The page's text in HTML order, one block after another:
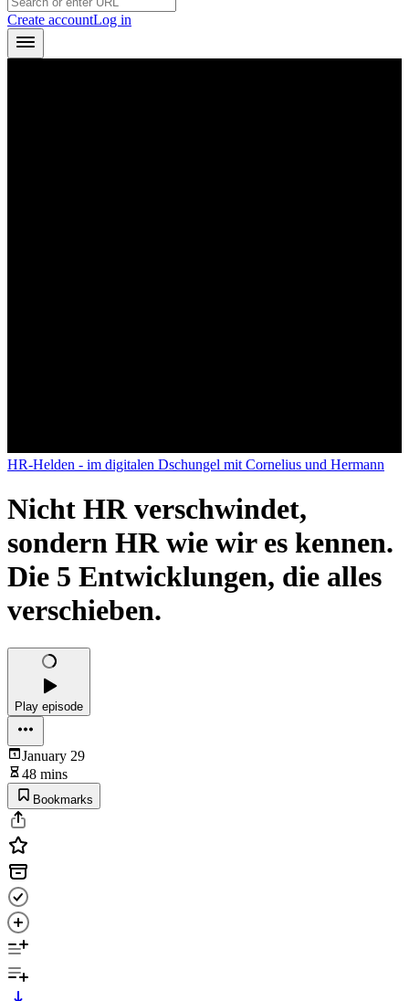
Create accountLog in
HR-Helden - im digitalen Dschungel mit Cornelius und Hermann
Nicht HR verschwindet,
sondern HR wie wir es kennen.
Die 5 Entwicklungen, die alles
verschieben.
Play episode
January 29
48 mins
Bookmarks